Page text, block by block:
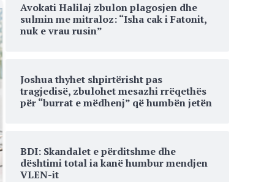
Avokati Halilaj zbulon plagosjen dhe
sulmin me mitraloz: “Isha cak i Fatonit,
nuk e vrau rusin”
Joshua thyhet shpirtërisht pas
tragjedisë, zbulohet mesazhi rrëqethës
për “burrat e mëdhenj” që humbën jetën
BDI: Skandalet e përditshme dhe
dështimi total ia kanë humbur mendjen
VLEN-it